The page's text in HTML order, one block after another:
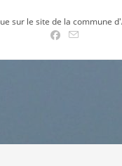
sur le site de la commune